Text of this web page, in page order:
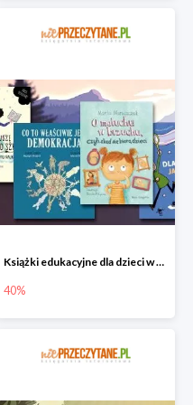
Książki edukacyjne dla dzieci w niePrzeczytane.pl do -40%
40%